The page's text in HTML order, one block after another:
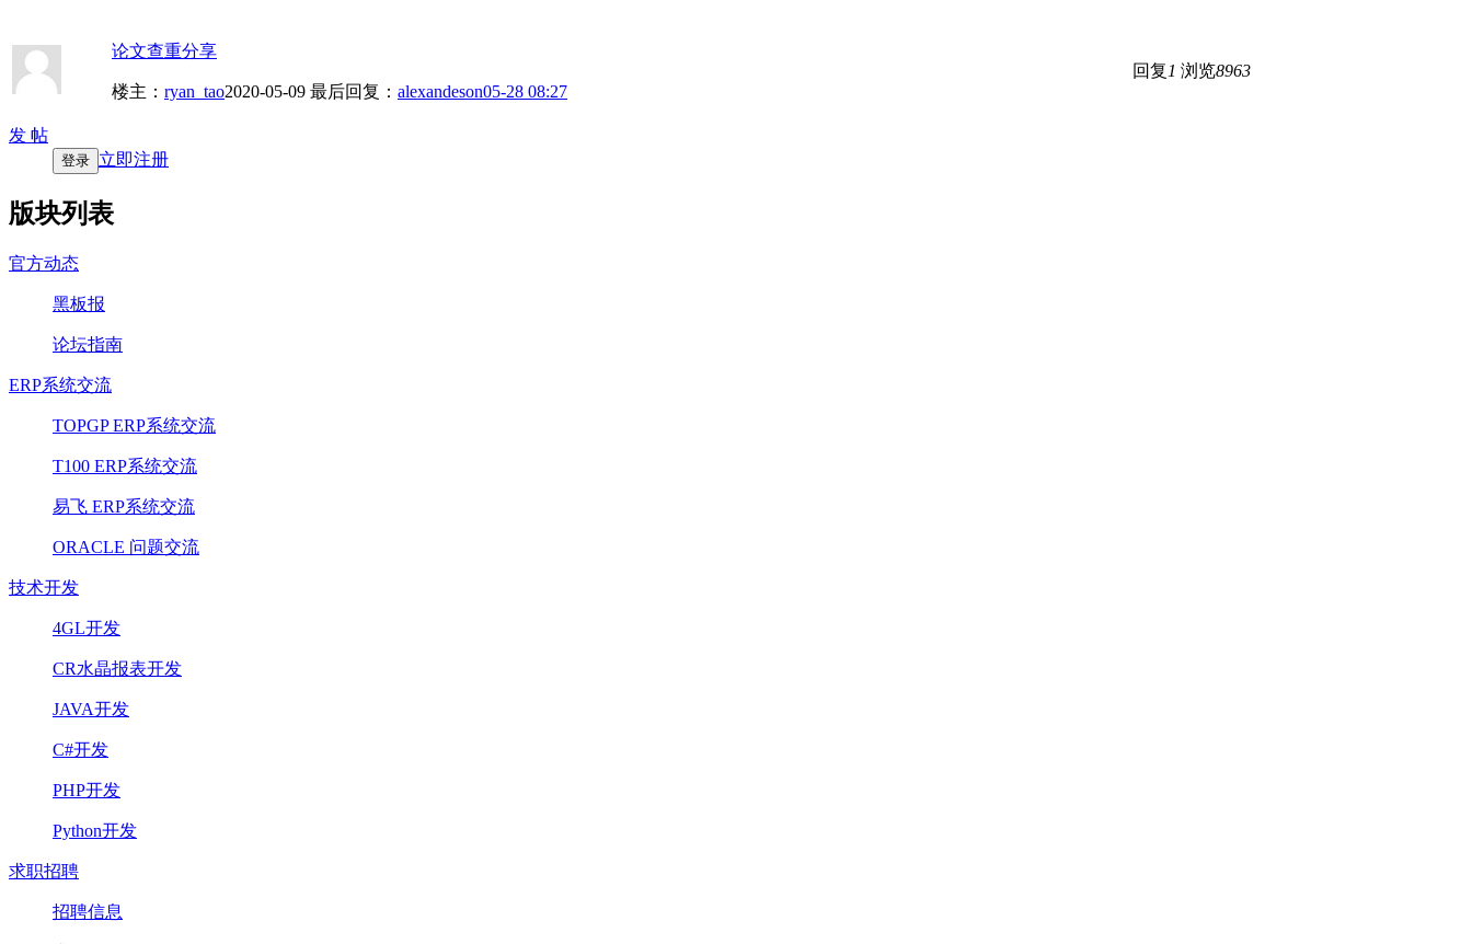
论文查重分享
楼主： ryan_tao2020-05-09 最后回复： alexandeson05-28 08:27
回复1 浏览8963
发 帖
登录 立即注册
版块列表
官方动态
黑板报
论坛指南
ERP系统交流
TOPGP ERP系统交流
T100 ERP系统交流
易飞 ERP系统交流
ORACLE 问题交流
技术开发
4GL开发
CR水晶报表开发
JAVA开发
C#开发
PHP开发
Python开发
求职招聘
招聘信息